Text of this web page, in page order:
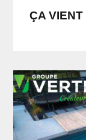
ÇA VIENT